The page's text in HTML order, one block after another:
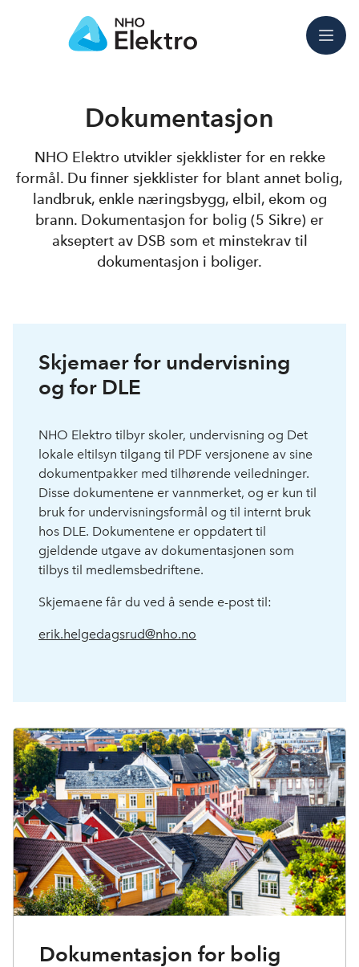
Meny
Dokumentasjon
NHO Elektro utvikler sjekklister for en rekke
formål. Du finner sjekklister for blant annet bolig,
landbruk, enkle næringsbygg, elbil, ekom og
brann. Dokumentasjon for bolig (5 Sikre) er
akseptert av DSB som et minstekrav til
dokumentasjon i boliger.
Skjemaer for undervisning
og for DLE
NHO Elektro tilbyr skoler, undervisning og Det
lokale eltilsyn tilgang til PDF versjonene av sine
dokumentpakker med tilhørende veiledninger.
Disse dokumentene er vannmerket, og er kun til
bruk for undervisningsformål og til internt bruk
hos DLE. Dokumentene er oppdatert til
gjeldende utgave av dokumentasjonen som
tilbys til medlemsbedriftene.
Skjemaene får du ved å sende e-post til:
erik.helgedagsrud@nho.no
Dokumentasjon for bolig